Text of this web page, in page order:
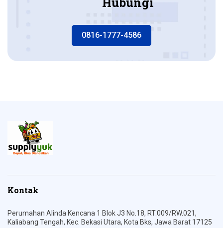
0816-1777-4586
Kontak
Perumahan Alinda Kencana 1 Blok J3 No.18, RT.009/RW.021,
Kaliabang Tengah, Kec. Bekasi Utara, Kota Bks, Jawa Barat 17125